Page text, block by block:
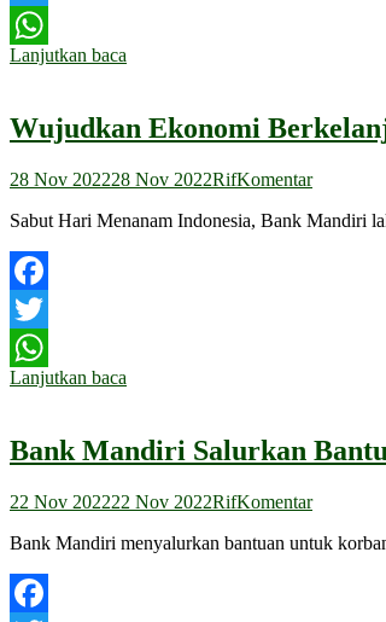
Twitter
WhatsApp
Lanjutkan baca
Wujudkan Ekonomi
28 Nov 202228 Nov 2022RifKomentar
Sabut Hari Menanam Indonesia, Bank Mandiri
Facebook
Twitter
WhatsApp
Lanjutkan baca
Bank Mandiri Salurkan
22 Nov 202222 Nov 2022RifKomentar
Bank Mandiri menyalurkan bantuan untuk